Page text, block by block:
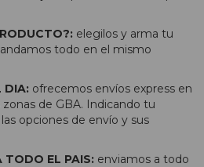
elegilos y arma tu
todo en el mismo
DIA: ofrecemos envíos express en
de GBA. Indicando tu
opciones de envío y sus
TODO EL PAIS: enviamos a todo